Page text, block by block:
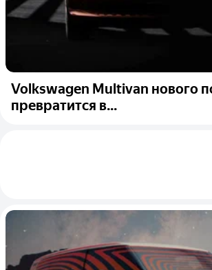
Volkswagen Multivan нового
превратится в...